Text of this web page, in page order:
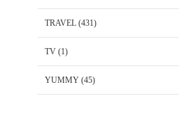
TRAVEL (431)
TV (1)
YUMMY (45)